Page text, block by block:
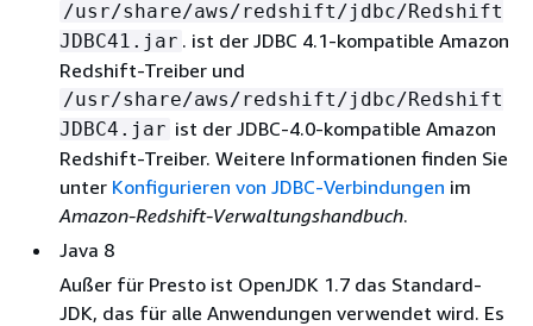
/usr/share/aws/redshift/jdbc/Redshift
JDBC41.jar . ist der JDBC 4.1-kompatible Amazon
Redshift-Treiber und
/usr/share/aws/redshift/jdbc/Redshift
JDBC4.jar ist der JDBC-4.0-kompatible Amazon
Redshift-Treiber. Weitere Informationen finden Sie
unter Konfigurieren von JDBC-Verbindungen im
Amazon-Redshift-Verwaltungshandbuch.
Java 8
Außer für Presto ist OpenJDK 1.7 das Standard-
JDK, das für alle Anwendungen verwendet wird. Es